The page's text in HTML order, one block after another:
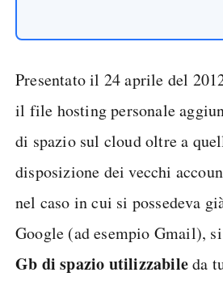
Presentato il 24 aprile del
il file hosting personale
di spazio sul cloud oltre a
disposizione dei vecchi
nel caso in cui si possedeva
Google (ad esempio Gmail),
Gb di spazio utilizzabileda